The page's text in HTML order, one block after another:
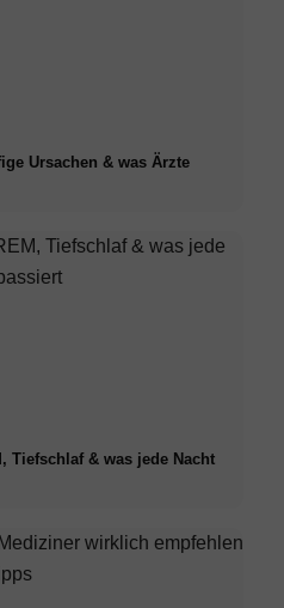
Ursachen & was Ärzte
Tiefschlaf & was jede Nacht